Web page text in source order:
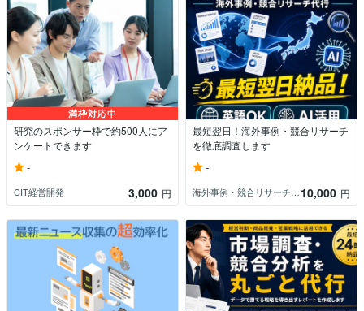
満枠対応中
研究のスポンサー枠で約500人にア
ンケートできます
-
CIT経営開発 3,000 円
最短翌日！海外事例・競合リサーチ
を徹底調査します
-
海外事例・競合リサーチレポート作成 10,000 円